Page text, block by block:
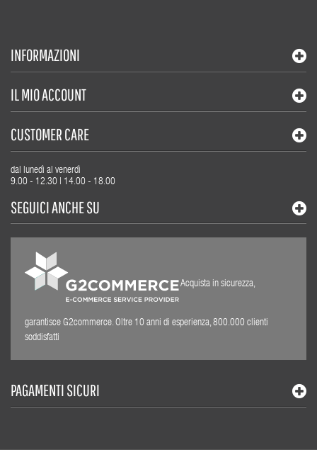
INFORMAZIONI
IL MIO ACCOUNT
CUSTOMER CARE
dal lunedì al venerdì
9.00 - 12.30 | 14.00 - 18.00
SEGUICI ANCHE SU
Acquista in sicurezza,
garantisce G2commerce. Oltre 10 anni di esperienza, 800.000 clienti
soddisfatti
PAGAMENTI SICURI